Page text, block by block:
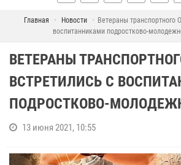
Главная Новости
Ветераны транспортного
воспитанниками подростково-
ВЕТЕРАНЫ
ВСТРЕТИЛИСЬ С
ПОДРОСТКОВО-
13 июня 2021, 10:55